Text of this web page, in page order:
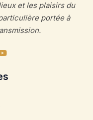
et les plaisirs du
portée à